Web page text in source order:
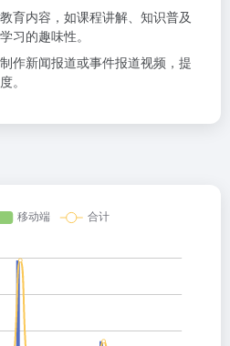
育内容，如课程讲解、知识普及
习的趣味性。
作新闻报道或事件报道视频，提
。